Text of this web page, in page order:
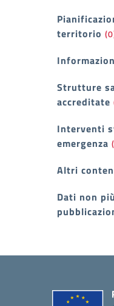
territorio
Strutture
accreditate
Interventi
emergenza
Altri
Dati non